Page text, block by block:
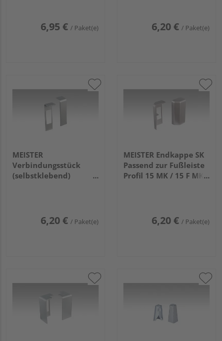
6,95 € / Paket(e) 6,20 € / Paket(e)
MEISTER
Verbindungsstück
(selbstklebend)
2038 Edelstahl
6,20 € / Paket(e)
MEISTER Endkappe SK
Passend zur Fußleiste
Profil 15 MK / 15 F MK /
6,20 € / Paket(e)